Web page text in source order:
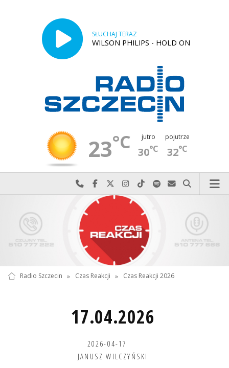
SŁUCHAJ TERAZ
WILSON PHILIPS - HOLD ON
23°C jutro
30°C
pojutrze
32°C
Najlepiej po prostu do nas zadzwoń
Odwiedź nas na Facebook-u
Odwiedź nas na X
Odwiedź nas na Instagram-ie
Odwiedź nas na TikTok-u
Szukaj nas na Spotify
Wyślij do nas
Szukaj
Radio Szczecin » Czas Reakcji » Czas Reakcji 2026
17.04.2026
2026-04-17
JANUSZ WILCZYŃSKI